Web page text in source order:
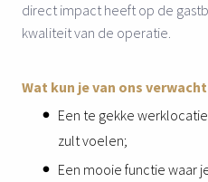
direct impact heeft op de
kwaliteit van de operatie.
Wat kun je van ons
Een te gekke
zult voelen;
Een mooie functie waar